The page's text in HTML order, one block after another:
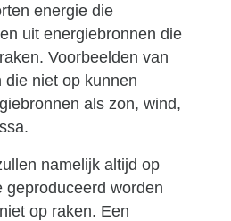
energie die
uit energiebronnen die
Voorbeelden van
die niet op kunnen
als zon, wind,
namelijk altijd op
geproduceerd worden
op raken. Een